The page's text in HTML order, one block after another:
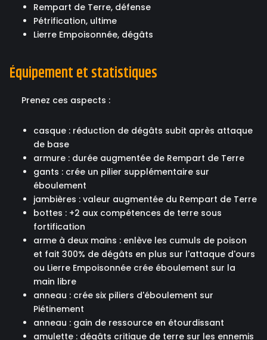
Rempart de Terre, défense
Pétrification, ultime
Lierre Empoisonnée, dégâts
Équipement et statistiques
Prenez ces aspects :
casque : réduction de dégâts subit après attaque
de base
armure : durée augmentée de Rempart de Terre
gants : crée un pilier supplémentaire sur
éboulement
jambières : valeur augmentée du Rempart de Terre
bottes : +2 aux compétences de terre sous
fortification
arme à deux mains : enlève les cumuls de poison
et fait 300% de dégâts en plus sur l'attaque d'ours
ou Lierre Empoisonnée crée éboulement sur la
main libre
anneau : crée six piliers d'éboulement sur
Piétinement
anneau : gain de ressource en étourdissant
amulette : dégâts critique de terre sur les ennemis